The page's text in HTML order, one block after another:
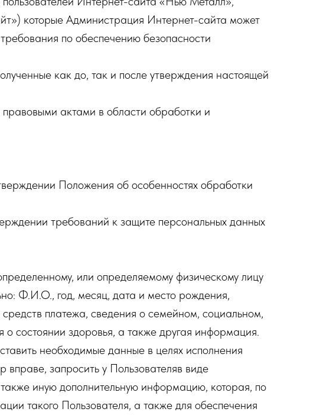
которые Администрация Интернет-сайта может
по обеспечению безопасности
как до, так и после утверждения настоящей
актами в области обработки и
Положения об особенностях обработки
требований к защите персональных данных
или определяемому физическому лицу
Ф.И.О., год, месяц, дата и место рождения,
платежа, сведения о семейном, социальном,
состоянии здоровья, а также другая информация.
необходимые данные в целях исполнения
запросить у Пользователяв виде
иную дополнительную информацию, которая, по
такого Пользователя, а также для обеспечения